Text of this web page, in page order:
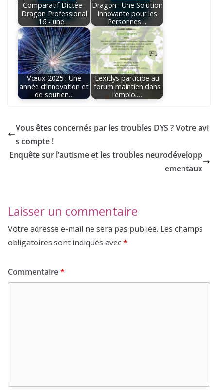
Comparatif Dictée :
Dragon Professional
16 - une…
Dragon : Une Solution
Innovante pour les
Personnes…
Vœux 2025 : Une
année d’innovation et
de soutien…
Lexidys participe au
forum maintien dans
l’emploi…
Vous êtes concernés par les troubles DYS ? Votre avi
s compte !
Enquête sur l’autisme et les troubles neurodévelopp
ementaux
Laisser un commentaire
Votre adresse e-mail ne sera pas publiée. Les champs
obligatoires sont indiqués avec*
Commentaire*